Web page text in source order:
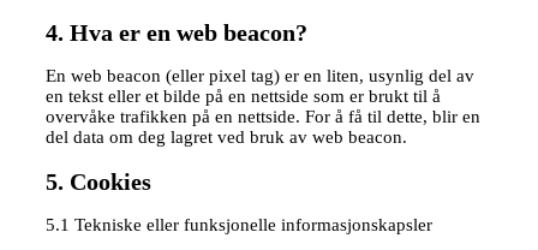
4. Hva er en web beacon?
En web beacon (eller pixel tag) er en liten, usynlig del av
en tekst eller et bilde på en nettside som er brukt til å
overvåke trafikken på en nettside. For å få til dette, blir en
del data om deg lagret ved bruk av web beacon.
5. Cookies
5.1 Tekniske eller funksjonelle informasjonskapsler